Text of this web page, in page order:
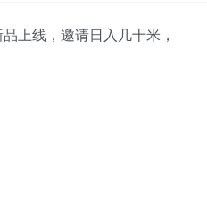
上线，邀请日入几十米，